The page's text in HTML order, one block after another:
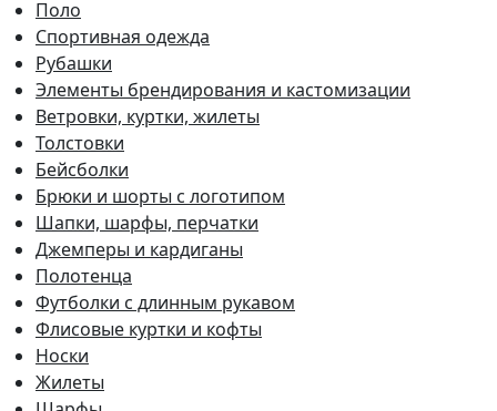
Поло
Спортивная одежда
Рубашки
Элементы брендирования и кастомизации
Ветровки, куртки, жилеты
Толстовки
Бейсболки
Брюки и шорты с логотипом
Шапки, шарфы, перчатки
Джемперы и кардиганы
Полотенца
Футболки с длинным рукавом
Флисовые куртки и кофты
Носки
Жилеты